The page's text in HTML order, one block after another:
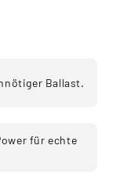
Ballast.
für echte